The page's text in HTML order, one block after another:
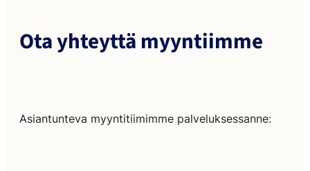
Ota yhteyttä myyntiimme
Asiantunteva myyntitiimimme palveluksessanne: